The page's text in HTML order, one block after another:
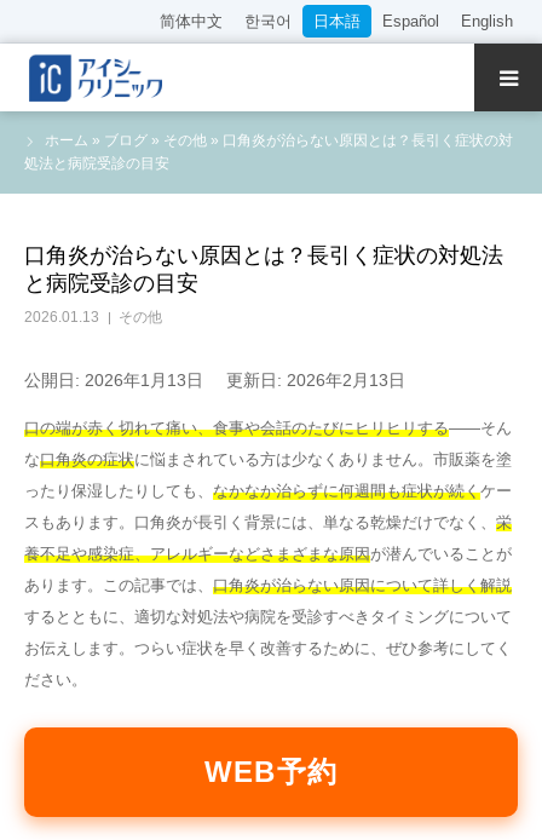
简体中文 한국어 日本語 Español English
ホーム » ブログ » その他 » 口角炎が治らない原因とは？長引く症状の対
処法と病院受診の目安
口角炎が治らない原因とは？長引く症状の対処法
と病院受診の目安
2026.01.13 その他
公開日: 2026年1月13日 更新日: 2026年2月13日
口の端が赤く切れて痛い、食事や会話のたびにヒリヒリする——そん
な口角炎の症状に悩まされている方は少なくありません。市販薬を塗
ったり保湿したりしても、 なかなか治らずに何週間も症状が続くケー
スもあります。口角炎が長引く背景には、単なる乾燥だけでなく、 栄
養不足や感染症、アレルギーなどさまざまな原因が潜んでいることが
あります。この記事では、 口角炎が治らない原因について詳しく解説
するとともに、適切な対処法や病院を受診すべきタイミングについて
お伝えします。つらい症状を早く改善するために、ぜひ参考にしてく
ださい。
WEB予約
クリニック紹介
診療内容
WEB予約
料金表
採用情報
その他
言語